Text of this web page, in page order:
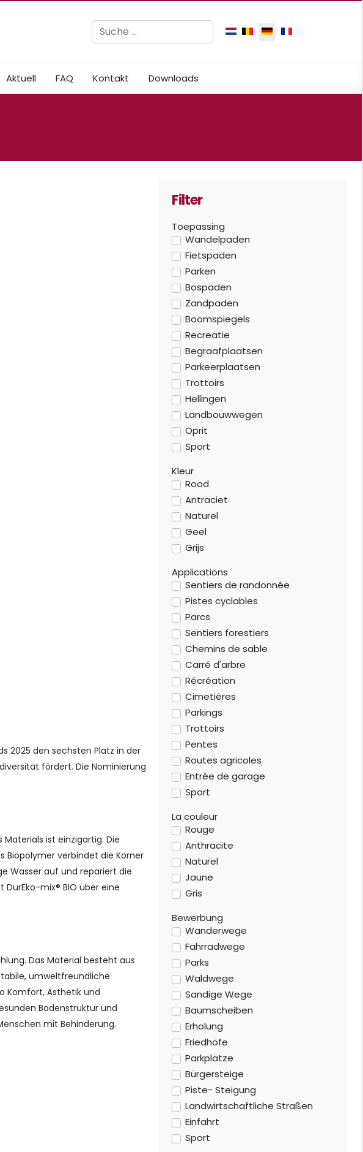
Suchen Sprache auswählen
Aktuell FAQ Kontakt Downloads
2025 den sechsten Platz in der
fördert. Die Nominierung
ist einzigartig. Die
Biopolymer verbindet die Körner
Wasser auf und repariert die
mix® BIO über eine
Das Material besteht aus
umweltfreundliche
Komfort, Ästhetik und
Bodenstruktur und
mit Behinderung.
Filter
Toepassing
Wandelpaden
Fietspaden
Parken
Bospaden
Zandpaden
Boomspiegels
Recreatie
Begraafplaatsen
Parkeerplaatsen
Trottoirs
Hellingen
Landbouwwegen
Oprit
Sport
Kleur
Rood
Antraciet
Naturel
Geel
Grijs
Applications
Sentiers de randonnée
Pistes cyclables
Parcs
Sentiers forestiers
Chemins de sable
Carré d'arbre
Récréation
Cimetières
Parkings
Trottoirs
Pentes
Routes agricoles
Entrée de garage
Sport
La couleur
Rouge
Anthracite
Naturel
Jaune
Gris
Bewerbung
Wanderwege
Fahrradwege
Parks
Waldwege
Sandige Wege
Baumscheiben
Erholung
Friedhöfe
Parkplätze
Bürgersteige
Piste- Steigung
Landwirtschaftliche Straßen
Einfahrt
Sport